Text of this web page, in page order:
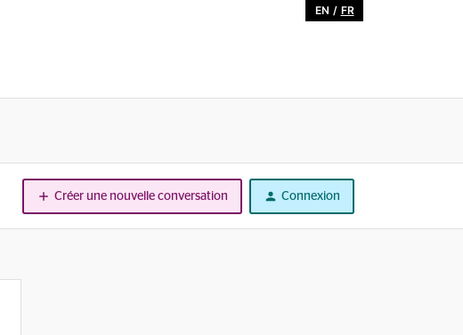
EN / FR
Créer une nouvelle conversation Connexion